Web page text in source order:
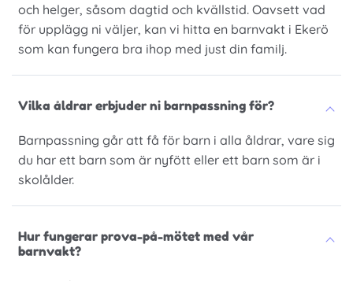
och helger, såsom dagtid och kvällstid. Oavsett vad
för upplägg ni väljer, kan vi hitta en barnvakt i Ekerö
som kan fungera bra ihop med just din familj.
Vilka åldrar erbjuder ni barnpassning för?
Barnpassning går att få för barn i alla åldrar, vare sig
du har ett barn som är nyfött eller ett barn som är i
skolålder.
Hur fungerar prova-på-mötet med vår
barnvakt?